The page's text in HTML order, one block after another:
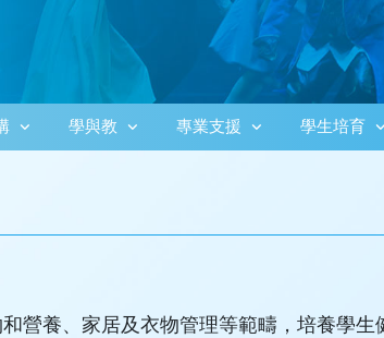
學與教 專業支援 學生培育
營養、家居及衣物管理等範疇，培養學